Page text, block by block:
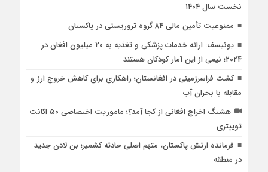
نخست سال ۱۴۰۴
ممنوعیت تأمین مالی ۸۴ گروه تروریستی در پاکستان
یونیسف: ارائه خدمات پزشکی و تغذیه به ۲۰ میلیون افغان در
۲۰۲۴؛ نیمی از این آمار کودکان هستند
کشت فراسرزمینی در افغانستان؛ راهکاری برای کاهش خروج ارز و
مقابله با بحران آب
هشتگ اخراج افغانی از کجا آمد؟؛ ماموریت اختصاصی ۵۰ اکانت
توییتری
فرمانده ارتش پاکستان، متهم اصلی حادثه کشمیر؛ بن لادن جدید
در منطقه